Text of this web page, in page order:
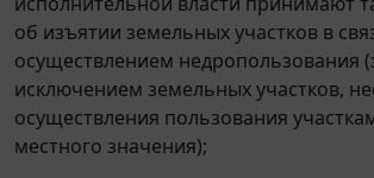
об изъятии земельных участков в
осуществлением недропользования
исключением земельных участков,
осуществления пользования
местного значения);